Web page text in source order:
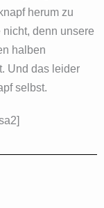
herum zu
denn unsere
halben
Und das leider
selbst.